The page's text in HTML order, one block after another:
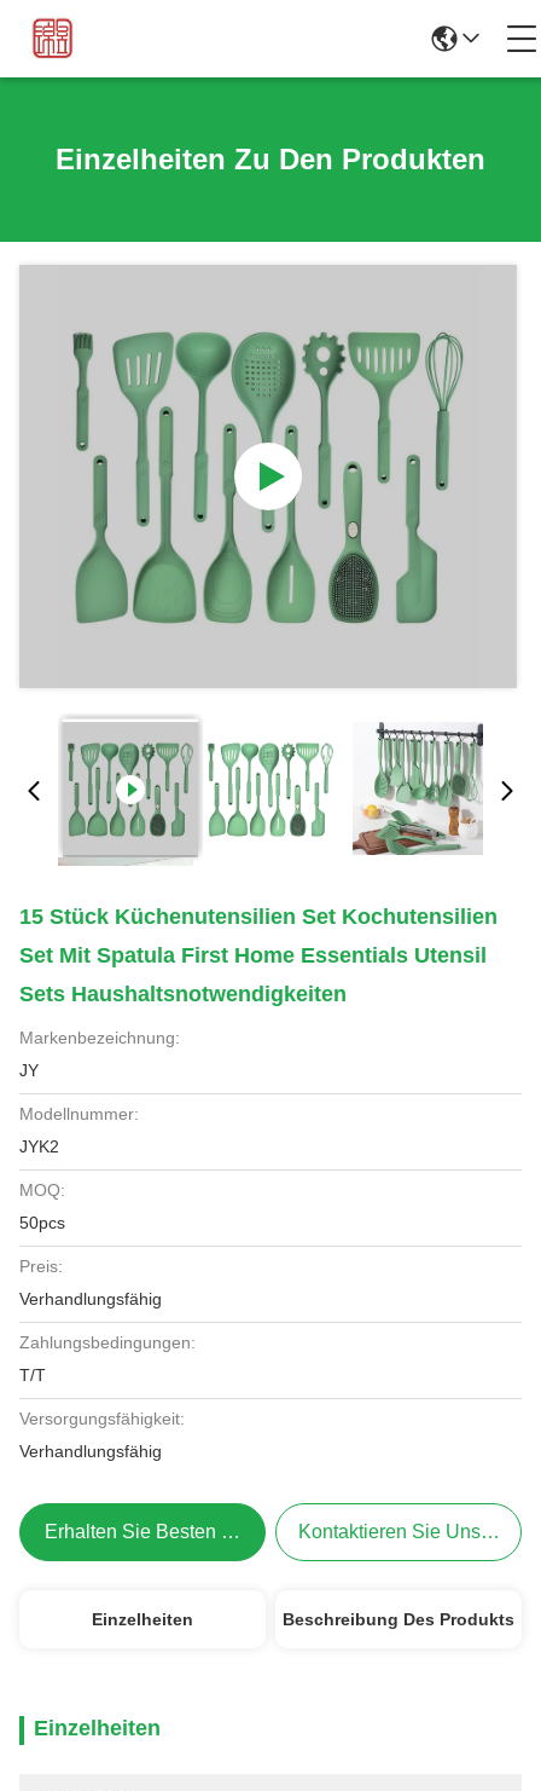
Einzelheiten Zu Den Produkten
15 Stück Küchenutensilien Set Kochutensilien
Set Mit Spatula First Home Essentials Utensil
Sets Haushaltsnotwendigkeiten
Markenbezeichnung:
JY
Modellnummer:
JYK2
MOQ:
50pcs
Preis:
Verhandlungsfähig
Zahlungsbedingungen:
T/T
Versorgungsfähigkeit:
Verhandlungsfähig
Erhalten Sie Besten Preis Kontaktieren Sie Uns Jetzt
Einzelheiten Beschreibung Des Produkts
Einzelheiten